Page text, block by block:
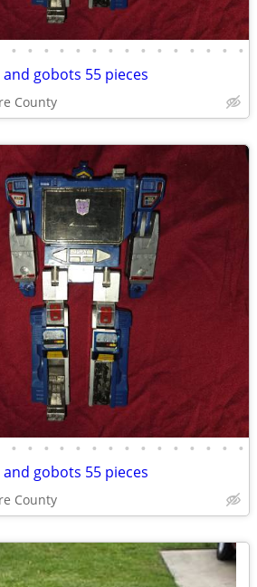
• • • • • • • • • • • • • • •
gobots 55 pieces
County
• • • • • • • • • • • • • • •
gobots 55 pieces
County